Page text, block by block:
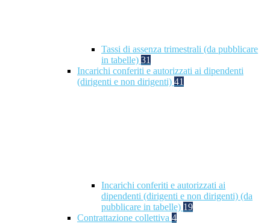
Tassi di assenza trimestrali (da pubblicare
in tabelle) 31
Incarichi conferiti e autorizzati ai dipendenti
(dirigenti e non dirigenti) 41
Incarichi conferiti e autorizzati ai
dipendenti (dirigenti e non dirigenti) (da
pubblicare in tabelle) 19
Contrattazione collettiva 4